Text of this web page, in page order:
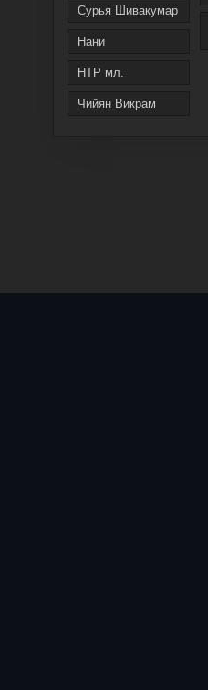
Сурья Шивакумар
Нани
НТР мл.
Чийян Викрам